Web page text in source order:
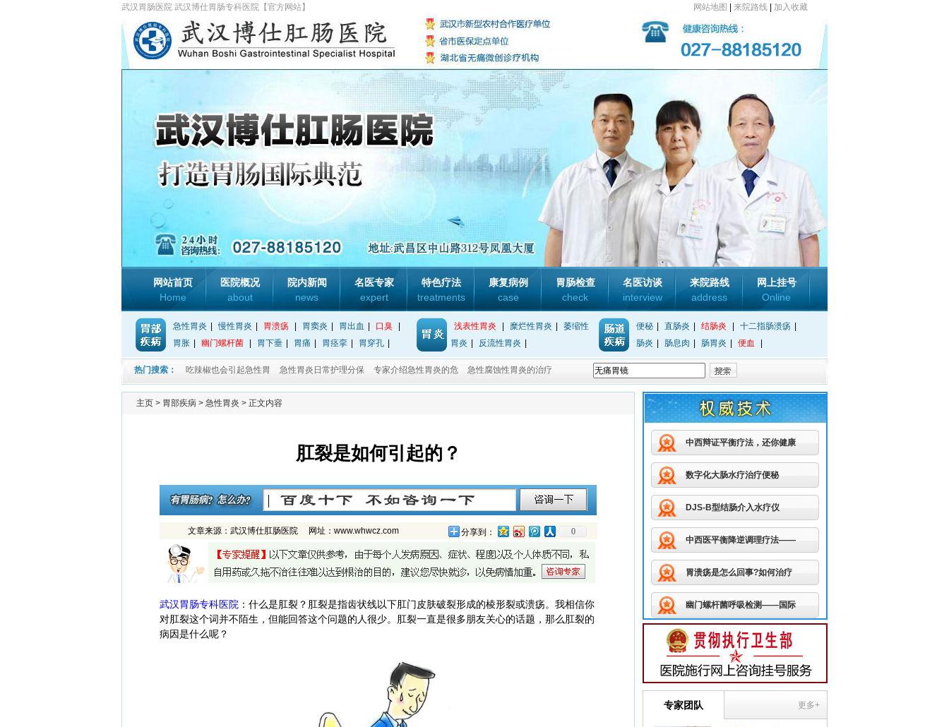
武汉胃肠医院 武汉博仕胃肠专科医院【官方网站】 网站地图 来院路线 加入收藏
网站首页
Home
医院概况
about
院内新闻
news
名医专家
expert
特色疗法
treatments
康复病例
case
胃肠检查
check
名医访谈
interview
来院路线
address
网上挂号
Online
急性胃炎 慢性胃炎 胃溃疡 胃窦炎 胃出血 口臭
胃胀
幽门螺杆菌 胃下垂 胃痛 胃痉挛 胃穿孔
浅表性胃炎 糜烂性胃炎
萎缩性
胃炎
反流性胃炎
便秘 直肠炎 结肠炎 十二指肠溃疡
肠炎
肠息肉 肠胃炎 便血
热门搜索： 吃辣椒也会引起急性胃 急性胃炎日常护理分保 专家介绍急性胃炎的危 急性腐蚀性胃炎的治疗
主页 > 胃部疾病 > 急性胃炎 > 正文内容
肛裂是如何引起的？
文章来源：武汉博仕肛肠医院 网址：www.whwcz.com 分享到： 0
武汉胃肠专科医院 ： 什么是肛裂？肛裂是指齿状线以下肛门皮肤破裂形成的棱形裂或溃疡。我相信你
对肛裂这个词并不陌生，但能回答这个问题的人很少。肛裂一直是很多朋友关心的话题，那么肛裂的
病因是什么呢？
中西辩证平衡疗法，还你健康
数字化大肠水疗治疗便秘
DJS-B型结肠介入水疗仪
中西医平衡降逆调理疗法——
胃溃疡是怎么回事?如何治疗
幽门螺杆菌呼吸检测——国际
更多+
专家团队